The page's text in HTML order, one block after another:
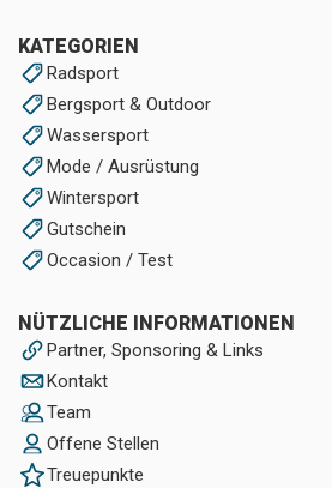
KATEGORIEN
Radsport
Bergsport & Outdoor
Wassersport
Mode / Ausrüstung
Wintersport
Gutschein
Occasion / Test
NÜTZLICHE INFORMATIONEN
Partner, Sponsoring & Links
Kontakt
Team
Offene Stellen
Treuepunkte